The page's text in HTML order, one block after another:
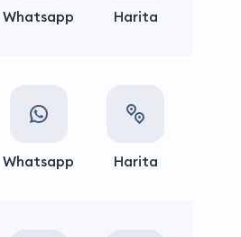
Whatsapp Harita
Whatsapp Harita